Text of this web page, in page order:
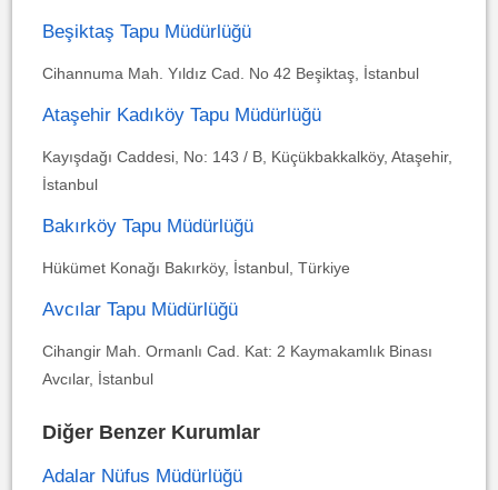
Beşiktaş Tapu Müdürlüğü
Cihannuma Mah. Yıldız Cad. No 42 Beşiktaş, İstanbul
Ataşehir Kadıköy Tapu Müdürlüğü
Kayışdağı Caddesi, No: 143 / B, Küçükbakkalköy, Ataşehir,
İstanbul
Bakırköy Tapu Müdürlüğü
Hükümet Konağı Bakırköy, İstanbul, Türkiye
Avcılar Tapu Müdürlüğü
Cihangir Mah. Ormanlı Cad. Kat: 2 Kaymakamlık Binası
Avcılar, İstanbul
Diğer Benzer Kurumlar
Adalar Nüfus Müdürlüğü